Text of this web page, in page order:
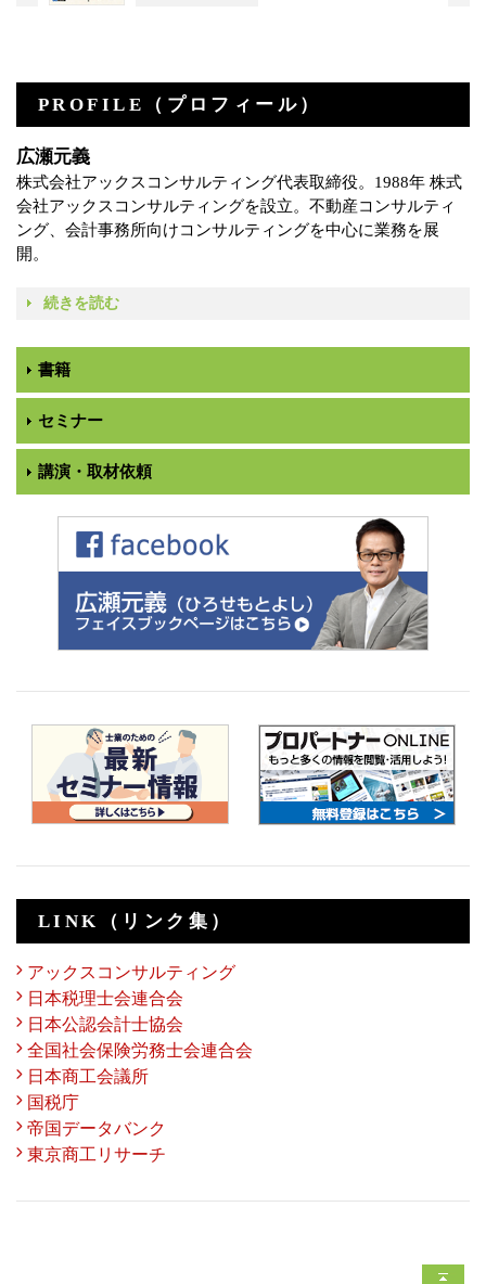
PROFILE（プロフィール）
広瀬元義
株式会社アックスコンサルティング代表取締役。1988年 株式
会社アックスコンサルティングを設立。不動産コンサルティ
ング、会計事務所向けコンサルティングを中心に業務を展
開。
続きを読む
書籍
セミナー
講演・取材依頼
LINK（リンク集）
アックスコンサルティング
日本税理士会連合会
日本公認会計士協会
全国社会保険労務士会連合会
日本商工会議所
国税庁
帝国データバンク
東京商工リサーチ